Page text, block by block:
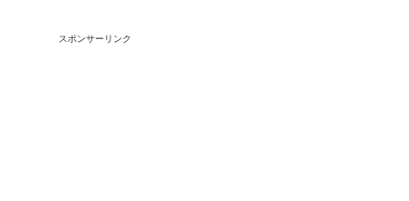
スポンサーリンク